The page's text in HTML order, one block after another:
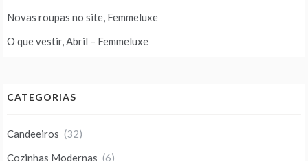
Novas roupas no site, Femmeluxe
O que vestir, Abril – Femmeluxe
CATEGORIAS
Candeeiros (32)
Cozinhas Modernas (6)